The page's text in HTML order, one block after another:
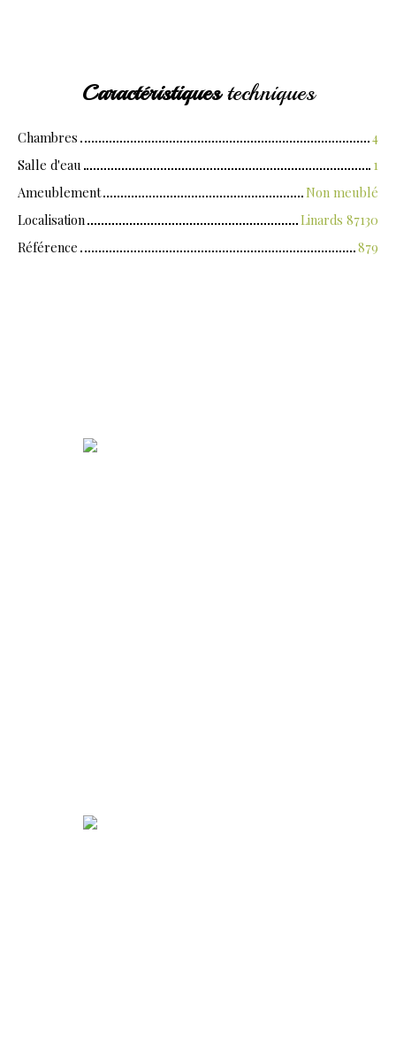
Caractéristiquestechniques
Chambres
4
Salle d'eau
1
Ameublement
Non meublé
Localisation
Linards 87130
Référence
879